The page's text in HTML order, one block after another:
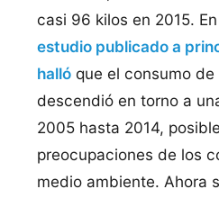
casi 96 kilos en 2015.
estudio publicado a
hallóque el consumo de
descendió en torno a
2005 hasta 2014,
preocupaciones de los
medio ambiente. Ahora